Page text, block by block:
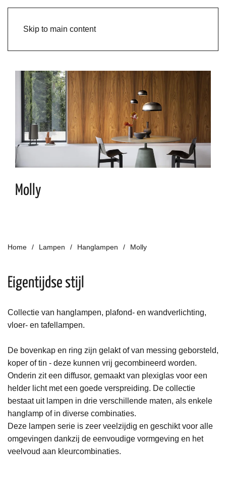
Skip to main content
Molly
Home Lampen Hanglampen Molly
Eigentijdse stijl
Collectie van hanglampen, plafond- en wandverlichting,
vloer- en tafellampen.
De bovenkap en ring zijn gelakt of van messing geborsteld,
koper of tin - deze kunnen vrij gecombineerd worden.
Onderin zit een diffusor, gemaakt van plexiglas voor een
helder licht met een goede verspreiding. De collectie
bestaat uit lampen in drie verschillende maten, als enkele
hanglamp of in diverse combinaties.
Deze lampen serie is zeer veelzijdig en geschikt voor alle
omgevingen dankzij de eenvoudige vormgeving en het
veelvoud aan kleurcombinaties.